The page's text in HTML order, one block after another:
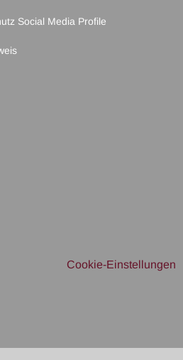
Social Media Profile
Cookie-Einstellungen